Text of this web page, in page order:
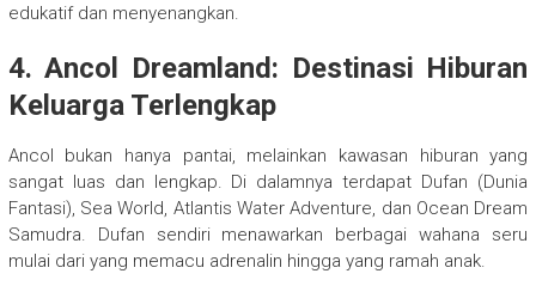
edukatif dan menyenangkan.
4. Ancol Dreamland: Destinasi Hiburan
Keluarga Terlengkap
Ancol bukan hanya pantai, melainkan kawasan hiburan yang
sangat luas dan lengkap. Di dalamnya terdapat Dufan (Dunia
Fantasi), Sea World, Atlantis Water Adventure, dan Ocean Dream
Samudra. Dufan sendiri menawarkan berbagai wahana seru
mulai dari yang memacu adrenalin hingga yang ramah anak.